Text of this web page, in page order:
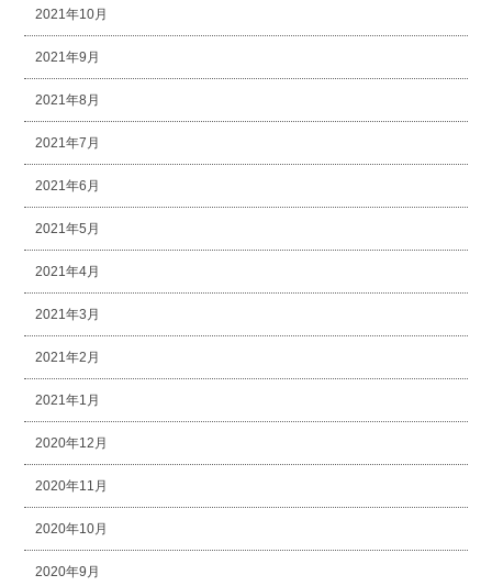
2021年10月
2021年9月
2021年8月
2021年7月
2021年6月
2021年5月
2021年4月
2021年3月
2021年2月
2021年1月
2020年12月
2020年11月
2020年10月
2020年9月